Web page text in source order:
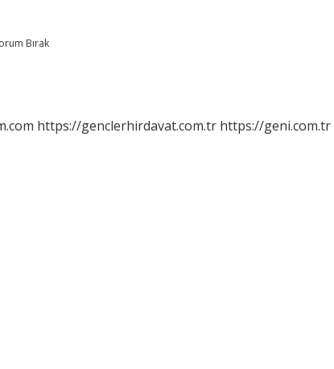
Bırak
https://genclerhirdavat.com.tr https://geni.com.tr